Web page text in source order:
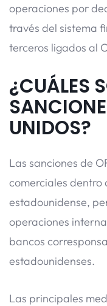
operaciones por
través del sistema
terceros ligados al
¿CUÁLES
UNIDOS?
Las sanciones de
comerciales dentro
estadounidense,
operaciones
bancos
estadounidenses.
Las principales